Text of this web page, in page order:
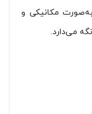
مکانیکی و
می‌دارد.